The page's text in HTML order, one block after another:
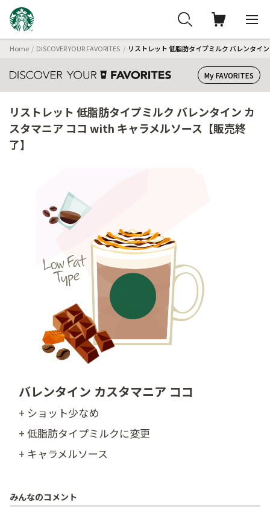
Home DISCOVER YOUR FAVORITES リストレット 低脂肪タイプミルク バレンタイ
My FAVORITES
リストレット 低脂肪タイプミルク バレンタイン カ
スタマニア ココ with キャラメルソース【販売終
了】
バレンタイン カスタマニア ココ
+ ショット少なめ
+ 低脂肪タイプミルクに変更
+ キャラメルソース
みんなのコメント